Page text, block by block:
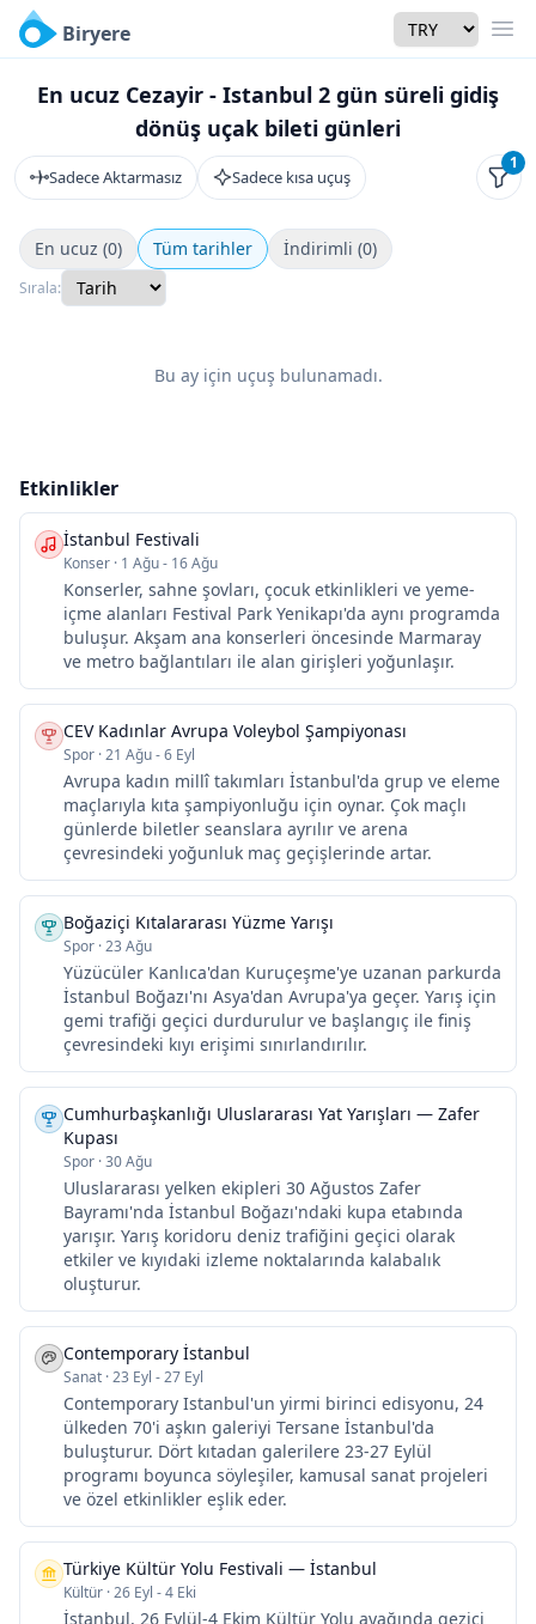
Biryere Currency
En ucuz Cezayir - Istanbul 2 gün süreli gidiş
dönüş uçak bileti günleri
Sadece Aktarmasız Sadece kısa uçuş
1
En ucuz (0) Tüm tarihler İndirimli (0)
Sırala:
Bu ay için uçuş bulunamadı.
Etkinlikler
İstanbul Festivali
Konser · 1 Ağu - 16 Ağu
Konserler, sahne şovları, çocuk etkinlikleri ve yeme-
içme alanları Festival Park Yenikapı'da aynı programda
buluşur. Akşam ana konserleri öncesinde Marmaray
ve metro bağlantıları ile alan girişleri yoğunlaşır.
CEV Kadınlar Avrupa Voleybol Şampiyonası
Spor ·21 Ağu - 6 Eyl
Avrupa kadın millî takımları İstanbul'da grup ve eleme
maçlarıyla kıta şampiyonluğu için oynar. Çok maçlı
günlerde biletler seanslara ayrılır ve arena
çevresindeki yoğunluk maç geçişlerinde artar.
Boğaziçi Kıtalararası Yüzme Yarışı
Spor ·23 Ağu
Yüzücüler Kanlıca'dan Kuruçeşme'ye uzanan parkurda
İstanbul Boğazı'nı Asya'dan Avrupa'ya geçer. Yarış için
gemi trafiği geçici durdurulur ve başlangıç ile finiş
çevresindeki kıyı erişimi sınırlandırılır.
Cumhurbaşkanlığı Uluslararası Yat Yarışları — Zafer
Kupası
Spor ·30 Ağu
Uluslararası yelken ekipleri 30 Ağustos Zafer
Bayramı'nda İstanbul Boğazı'ndaki kupa etabında
yarışır. Yarış koridoru deniz trafiğini geçici olarak
etkiler ve kıyıdaki izleme noktalarında kalabalık
oluşturur.
Contemporary İstanbul
Sanat ·23 Eyl - 27 Eyl
Contemporary Istanbul'un yirmi birinci edisyonu, 24
ülkeden 70'i aşkın galeriyi Tersane İstanbul'da
buluşturur. Dört kıtadan galerilere 23-27 Eylül
programı boyunca söyleşiler, kamusal sanat projeleri
ve özel etkinlikler eşlik eder.
Türkiye Kültür Yolu Festivali — İstanbul
Kültür ·26 Eyl - 4 Eki
İstanbul, 26 Eylül-4 Ekim Kültür Yolu ayağında gezici